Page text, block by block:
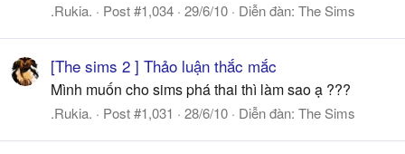
.Rukia. Post #1,034 29/6/10 Diễn đàn: The Sims
[The sims 2 ] Thảo luận thắc mắc
Mình muốn cho sims phá thai thì làm sao ạ ???
.Rukia. Post #1,031 28/6/10 Diễn đàn: The Sims